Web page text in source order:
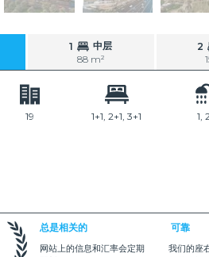
1
中层
88 m²
2
19 1+1, 2+1, 3+1 1,
总是相关的
网站上的信息和汇率会定期
可靠
我们的座